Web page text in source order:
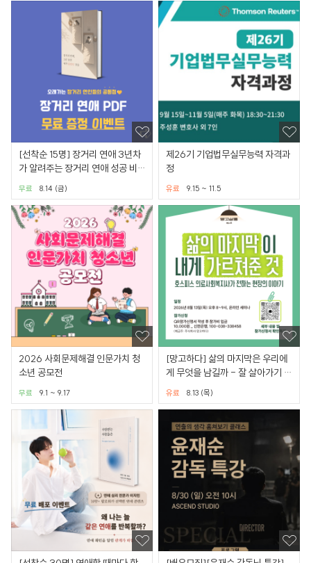
[선착순 15명] 장거리 연애 3년차
가 알려주는 장거리 연애 성공 비
8.14 (금)
무료
제26기 기업법무실무능력 자격과
정
9.15 ~ 11.5
유료
2026 사회문제해결 인문가치 청
소년 공모전
9.1 ~ 9.17
무료
[망고하다] 삶의 마지막은 우리에
게 무엇을 남길까 - 잘 살아가기 위
한 삶과 이별 이야기
8.13 (목)
유료